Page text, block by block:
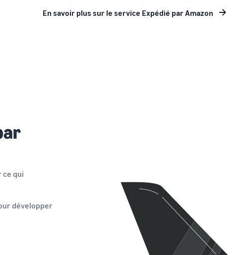
En savoir plus sur le service Expédié par Amazon
ce qui
développer